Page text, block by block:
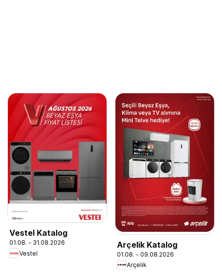
Vestel Katalog
01.08. - 31.08.2026
Vestel
Arçelik Katalog
01.08. - 09.08.2026
Arçelik